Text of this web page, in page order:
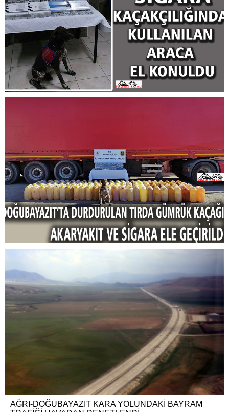
AĞRI-DOĞUBAYAZIT KARA YOLUNDAKİ BAYRAM